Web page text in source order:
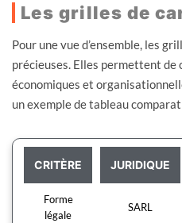
Les grilles de
Pour une vue d’ensemble, les
précieuses. Elles permettent de
économiques et
un exemple de tableau
CRITÈRE JURIDIQUE
Forme
légale
SARL